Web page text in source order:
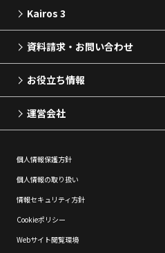
Kairos 3
資料請求・お問い合わせ
お役立ち情報
運営会社
個⼈情報保護⽅針
個⼈情報の取り扱い
情報セキュリティ⽅針
Cookieポリシー
Webサイト閲覧環境